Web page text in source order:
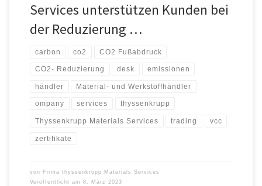
Services unterstützen Kunden bei
der Reduzierung …
carbon co2 CO2 Fußabdruck
CO2- Reduzierung desk emissionen
händler Material- und Werkstoffhändler
ompany services thyssenkrupp
Thyssenkrupp Materials Services trading vcc
zertifikate
von Firma thyssenkrupp Materials Services
Veröffentlicht am 8. März 2023